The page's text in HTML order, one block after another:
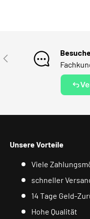
VORHERIGE
Unsere Vorteile
Viele
schneller
14 Tage Geld-
Hohe Qualität